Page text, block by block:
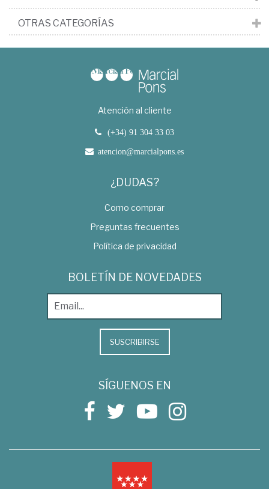
OTRAS CATEGORÍAS
Atención al cliente
(+34) 91 304 33 03
atencion@marcialpons.es
¿DUDAS?
Como comprar
Preguntas frecuentes
Política de privacidad
BOLETÍN DE NOVEDADES
SUSCRIBIRSE
SÍGUENOS EN